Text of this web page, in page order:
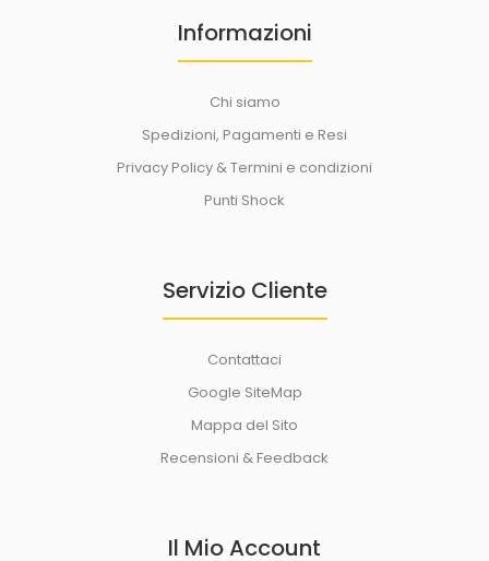
Informazioni
Chi siamo
Spedizioni, Pagamenti e Resi
Privacy Policy & Termini e condizioni
Punti Shock
Servizio Cliente
Contattaci
Google SiteMap
Mappa del Sito
Recensioni & Feedback
Il Mio Account